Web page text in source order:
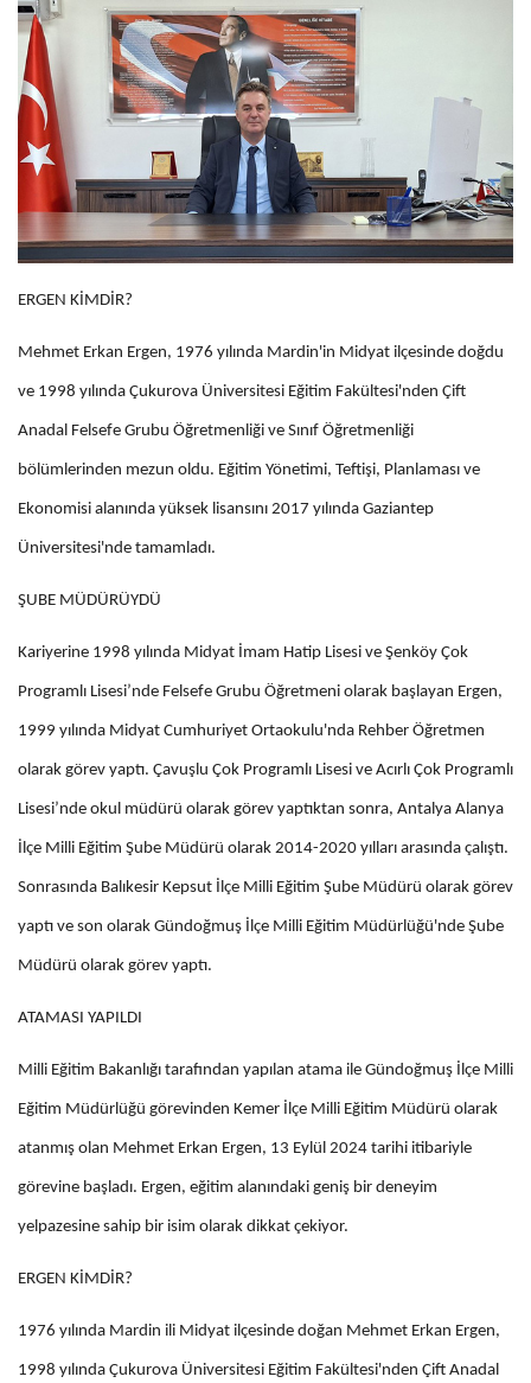
ERGEN KİMDİR?
Mehmet Erkan Ergen, 1976 yılında Mardin'in Midyat ilçesinde doğdu
ve 1998 yılında Çukurova Üniversitesi Eğitim Fakültesi'nden Çift
Anadal Felsefe Grubu Öğretmenliği ve Sınıf Öğretmenliği
bölümlerinden mezun oldu. Eğitim Yönetimi, Teftişi, Planlaması ve
Ekonomisi alanında yüksek lisansını 2017 yılında Gaziantep
Üniversitesi'nde tamamladı.
ŞUBE MÜDÜRÜYDÜ
Kariyerine 1998 yılında Midyat İmam Hatip Lisesi ve Şenköy Çok
Programlı Lisesi’nde Felsefe Grubu Öğretmeni olarak başlayan Ergen,
1999 yılında Midyat Cumhuriyet Ortaokulu'nda Rehber Öğretmen
olarak görev yaptı. Çavuşlu Çok Programlı Lisesi ve Acırlı Çok Programlı
Lisesi’nde okul müdürü olarak görev yaptıktan sonra, Antalya Alanya
İlçe Milli Eğitim Şube Müdürü olarak 2014-2020 yılları arasında çalıştı.
Sonrasında Balıkesir Kepsut İlçe Milli Eğitim Şube Müdürü olarak görev
yaptı ve son olarak Gündoğmuş İlçe Milli Eğitim Müdürlüğü'nde Şube
Müdürü olarak görev yaptı.
ATAMASI YAPILDI
Milli Eğitim Bakanlığı tarafından yapılan atama ile Gündoğmuş İlçe Milli
Eğitim Müdürlüğü görevinden Kemer İlçe Milli Eğitim Müdürü olarak
atanmış olan Mehmet Erkan Ergen, 13 Eylül 2024 tarihi itibariyle
görevine başladı. Ergen, eğitim alanındaki geniş bir deneyim
yelpazesine sahip bir isim olarak dikkat çekiyor.
ERGEN KİMDİR?
1976 yılında Mardin ili Midyat ilçesinde doğan Mehmet Erkan Ergen,
1998 yılında Çukurova Üniversitesi Eğitim Fakültesi'nden Çift Anadal